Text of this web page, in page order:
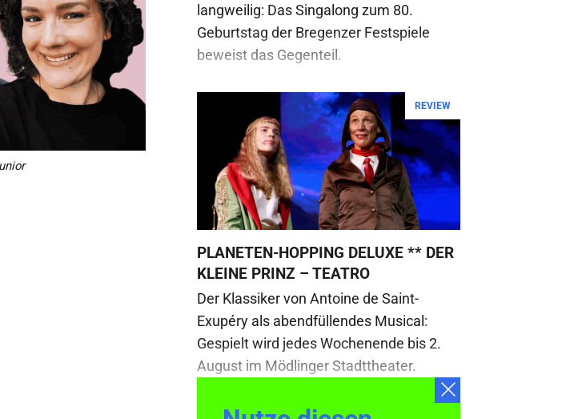
langweilig: Das Singalong zum 80.
Geburtstag der Bregenzer Festspiele
beweist das Gegenteil.
REVIEW
PLANETEN-HOPPING DELUXE ** DER
KLEINE PRINZ – TEATRO
Der Klassiker von Antoine de Saint-
Exupéry als abendfüllendes Musical:
Gespielt wird jedes Wochenende bis 2.
August im Mödlinger Stadttheater.